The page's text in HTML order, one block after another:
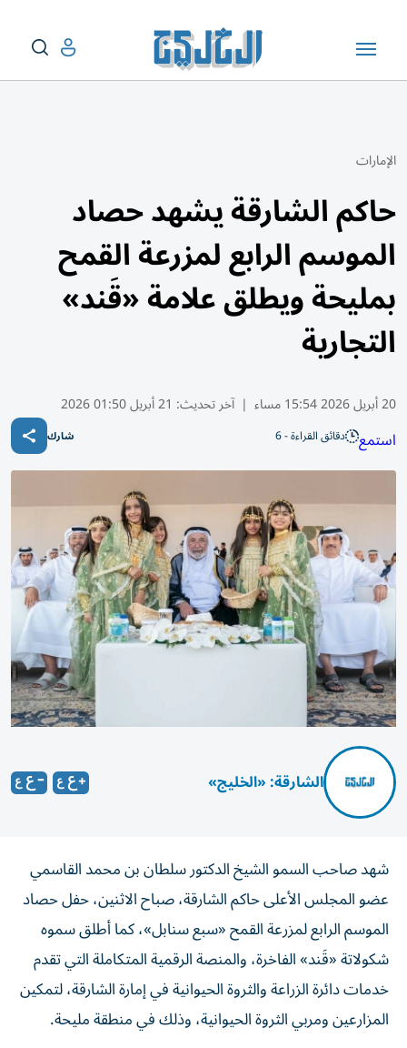
الإمارات
حاكم الشارقة يشهد حصاد
الموسم الرابع لمزرعة القمح
بمليحة ويطلق علامة «قَند»
التجارية
20 أبريل 2026 15:54 مساء | آخر تحديث: 21 أبريل 01:50 2026
استمع دقائق القراءة - 6 شارك
الشارقة: «الخليج»
شهد صاحب السمو الشيخ الدكتور سلطان بن محمد القاسمي
عضو المجلس الأعلى حاكم الشارقة، صباح الاثنين، حفل حصاد
الموسم الرابع لمزرعة القمح «سبع سنابل»، كما أطلق سموه
شكولاتة «قَند» الفاخرة، والمنصة الرقمية المتكاملة التي تقدم
خدمات دائرة الزراعة والثروة الحيوانية في إمارة الشارقة، لتمكين
المزارعين ومربي الثروة الحيوانية، وذلك في منطقة مليحة.